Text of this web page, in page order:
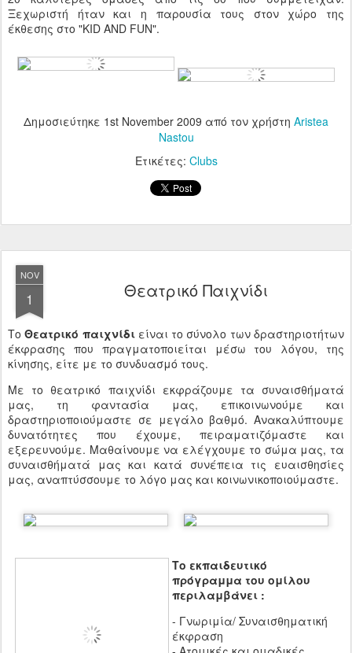
Ξεχωριστή ήταν και η παρουσία τους στον χώρο της
έκθεσης στο "KID AND FUN".
Δημοσιεύτηκε 1st November 2009 από τον χρήστη Aristea
Nastou
Ετικέτες: Clubs
NOV
1 Θεατρικό Παιχνίδι
ΤοΘεατρικό παιχνίδιείναι το σύνολο των δραστηριοτήτων
έκφρασης που πραγματοποιείται μέσω του λόγου, της
κίνησης, είτε με το συνδυασμό τους.
Με το θεατρικό παιχνίδι εκφράζουμε τα συναισθήματά
μας, τη φαντασία μας, επικοινωνούμε και
δραστηριοποιούμαστε σε μεγάλο βαθμό. Ανακαλύπτουμε
δυνατότητες που έχουμε, πειραματιζόμαστε και
εξερευνούμε. Μαθαίνουμε να ελέγχουμε το σώμα μας, τα
συναισθήματά μας και κατά συνέπεια τις ευαισθησίες
μας, αναπτύσσουμε το λόγο μας και κοινωνικοποιούμαστε.
Το εκπαιδευτικό
πρόγραμμα του ομίλου
περιλαμβάνει :
- Γνωριμία/ Συναισθηματική
έκφραση